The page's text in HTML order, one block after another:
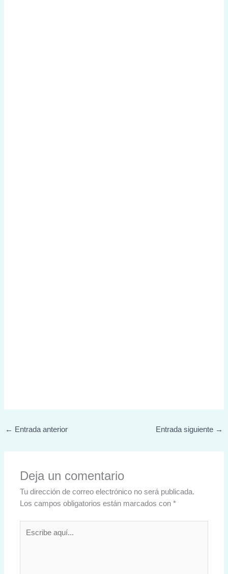
← Entrada anterior Entrada siguiente →
Deja un comentario
Tu dirección de correo electrónico no será publicada.
Los campos obligatorios están marcados con*
aquí...